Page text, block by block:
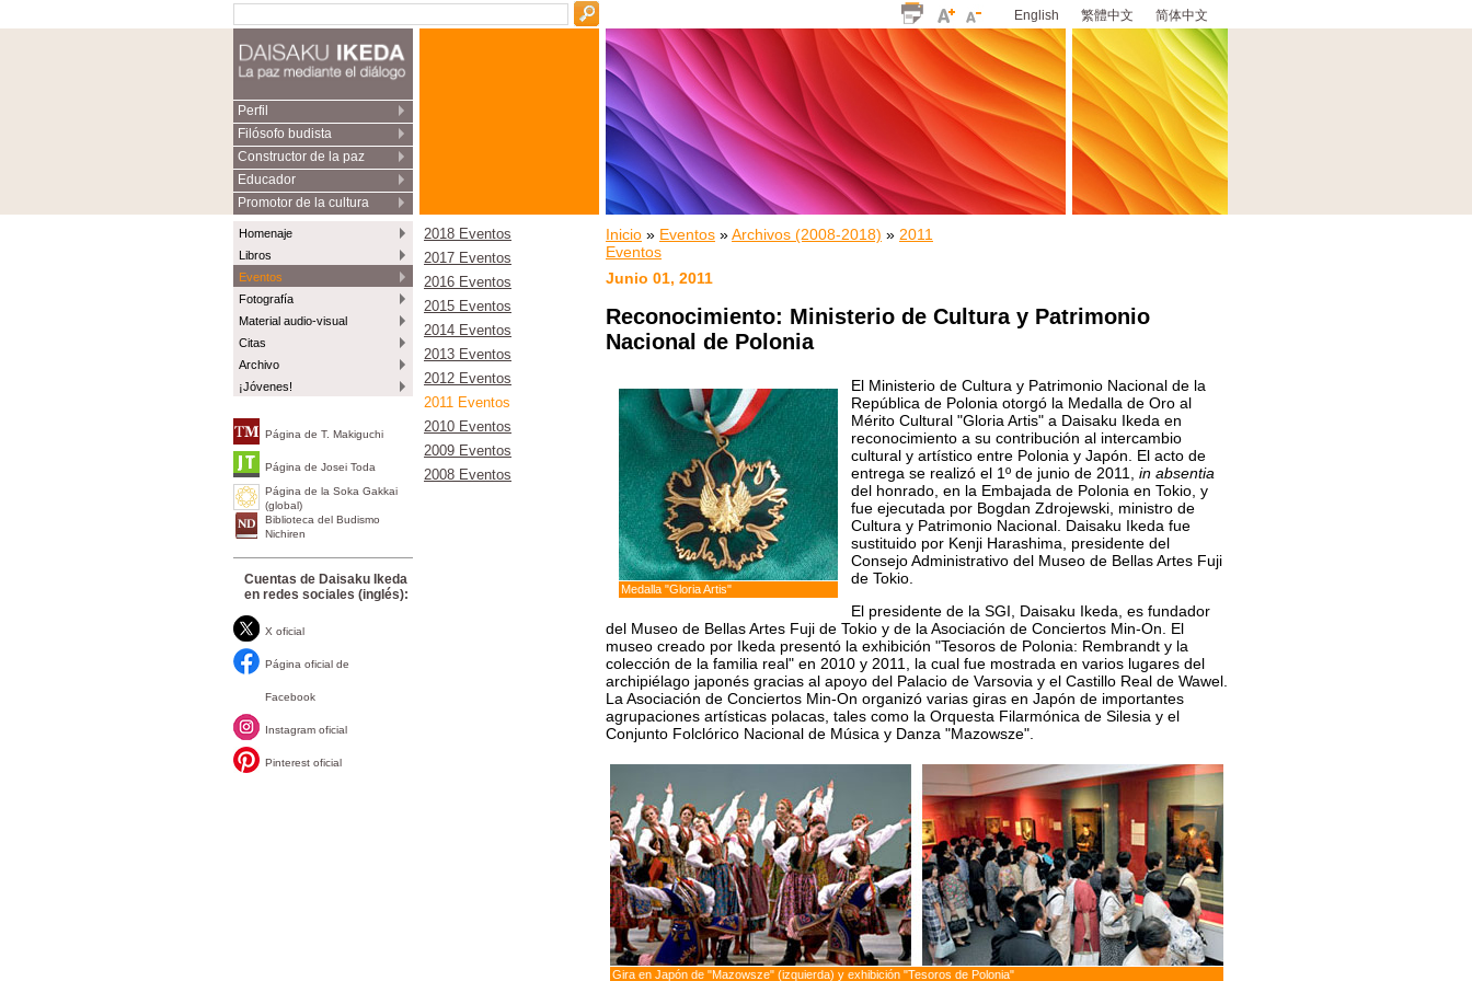
English 繁體中文 简体中文
Perfil
Filósofo budista
Constructor de la paz
Educador
Promotor de la cultura
Homenaje
Libros
Eventos
Fotografía
Material audio-visual
Citas
Archivo
¡Jóvenes!
Página de T. Makiguchi
Página de Josei Toda
Página de la Soka Gakkai
(global)
Biblioteca del Budismo
Nichiren
Cuentas de Daisaku Ikeda
en redes sociales (inglés):
X oficial
Página oficial de
Facebook
Instagram oficial
Pinterest oficial
2018 Eventos
2017 Eventos
2016 Eventos
2015 Eventos
2014 Eventos
2013 Eventos
2012 Eventos
2011 Eventos
2010 Eventos
2009 Eventos
2008 Eventos
Inicio » Eventos »Archivos (2008-2018) » 2011
Eventos
Junio 01, 2011
Reconocimiento: Ministerio de Cultura y Patrimonio
Nacional de Polonia
Medalla "Gloria Artis"
El Ministerio de Cultura y Patrimonio Nacional de la
República de Polonia otorgó la Medalla de Oro al
Mérito Cultural "Gloria Artis" a Daisaku Ikeda en
reconocimiento a su contribución al intercambio
cultural y artístico entre Polonia y Japón. El acto de
entrega se realizó el 1º de junio de 2011, in absentia
del honrado, en la Embajada de Polonia en Tokio, y
fue ejecutada por Bogdan Zdrojewski, ministro de
Cultura y Patrimonio Nacional. Daisaku Ikeda fue
sustituido por Kenji Harashima, presidente del
Consejo Administrativo del Museo de Bellas Artes Fuji
de Tokio.
El presidente de la SGI, Daisaku Ikeda, es fundador
del Museo de Bellas Artes Fuji de Tokio y de la Asociación de Conciertos Min-On. El
museo creado por Ikeda presentó la exhibición "Tesoros de Polonia: Rembrandt y la
colección de la familia real" en 2010 y 2011, la cual fue mostrada en varios lugares del
archipiélago japonés gracias al apoyo del Palacio de Varsovia y el Castillo Real de Wawel.
La Asociación de Conciertos Min-On organizó varias giras en Japón de importantes
agrupaciones artísticas polacas, tales como la Orquesta Filarmónica de Silesia y el
Conjunto Folclórico Nacional de Música y Danza "Mazowsze".
Gira en Japón de "Mazowsze" (izquierda) y exhibición "Tesoros de Polonia"